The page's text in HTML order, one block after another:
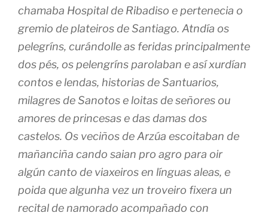
chamaba Hospital de Ribadiso e pertenecia o
gremio de plateiros de Santiago. Atndía os
pelegríns, curándolle as feridas principalmente
dos pés, os pelengríns parolaban e así xurdían
contos e lendas, historias de Santuarios,
milagres de Sanotos e loitas de señores ou
amores de princesas e das damas dos
castelos. Os veciños de Arzúa escoitaban de
mañanciña cando saian pro agro para oir
algún canto de viaxeiros en línguas aleas, e
poida que algunha vez un troveiro fixera un
recital de namorado acompañado con